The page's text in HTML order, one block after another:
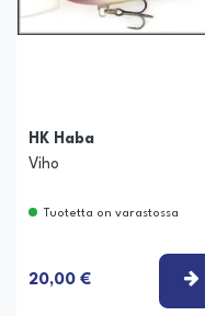
HK Haba
Viho
Tuotetta on varastossa
20,00 €